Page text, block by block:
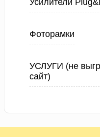
Усилители
Фоторамки
УСЛУГИ (не
сайт)